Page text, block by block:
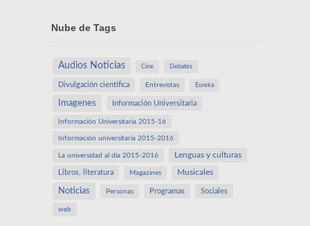
Nube de Tags
Audios Noticias Cine Debates
Divulgación científica Entrevistas Eureka
Imagenes Información Universitaria
Información Universitaria 2015-16
Información universitaria 2015-2016
La universidad al día 2015-2016 Lenguas y culturas
Libros, literatura Magazines Musicales
Noticias Personas Programas Sociales
web